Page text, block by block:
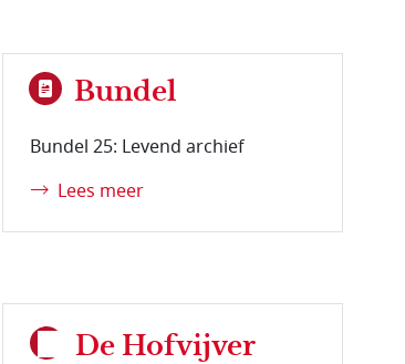
Bundel
Bundel 25: Levend archief
Lees meer
De Hofvijver